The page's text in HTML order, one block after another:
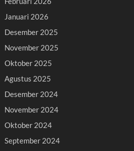
Januari 2026
Desember 2025
November 2025
Oktober 2025
Agustus 2025
Desember 2024
November 2024
Oktober 2024
September 2024